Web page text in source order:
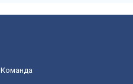
Команда